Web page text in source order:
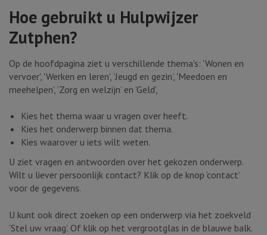
Hoe gebruikt u Hulpwijzer
Zutphen?
Op de hoofdpagina ziet u verschillende thema's: 'Wonen en
vervoer', 'Werken en leren', ‘Jeugd en gezin’, 'Meedoen en
meehelpen', ‘Zorg en welzijn’ en 'Geld’,
Kies het thema waar u vragen over heeft.
Kies het onderwerp binnen dat thema.
Kies waarover u iets wilt weten.
U ziet vragen en antwoorden over het gekozen onderwerp.
Wilt u liever persoonlijk contact? Klik op de knop ‘contact’
voor de gegevens.
U kunt ook direct zoeken op een onderwerp via het zoekveld
‘Stel uw vraag’. Of klik op het vergrootglas in de blauwe balk.